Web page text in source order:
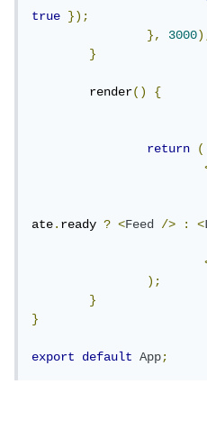
true
});
},
3000
}
	render
() {
return
(
ate.ready ? <Feed /> : <
);
}
}
export default App;